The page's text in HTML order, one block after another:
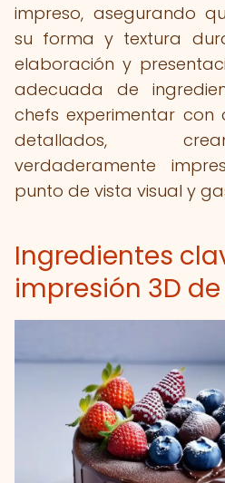
impreso, asegurando
su forma y textura
elaboración y
adecuada de
chefs experimentar con
detallados,
verdaderamente
punto de vista visual y
Ingredientes
impresión 3D